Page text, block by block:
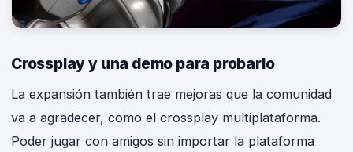
Crossplay y una demo para probarlo
La expansión también trae mejoras que la comunidad
va a agradecer, como el crossplay multiplataforma.
Poder jugar con amigos sin importar la plataforma